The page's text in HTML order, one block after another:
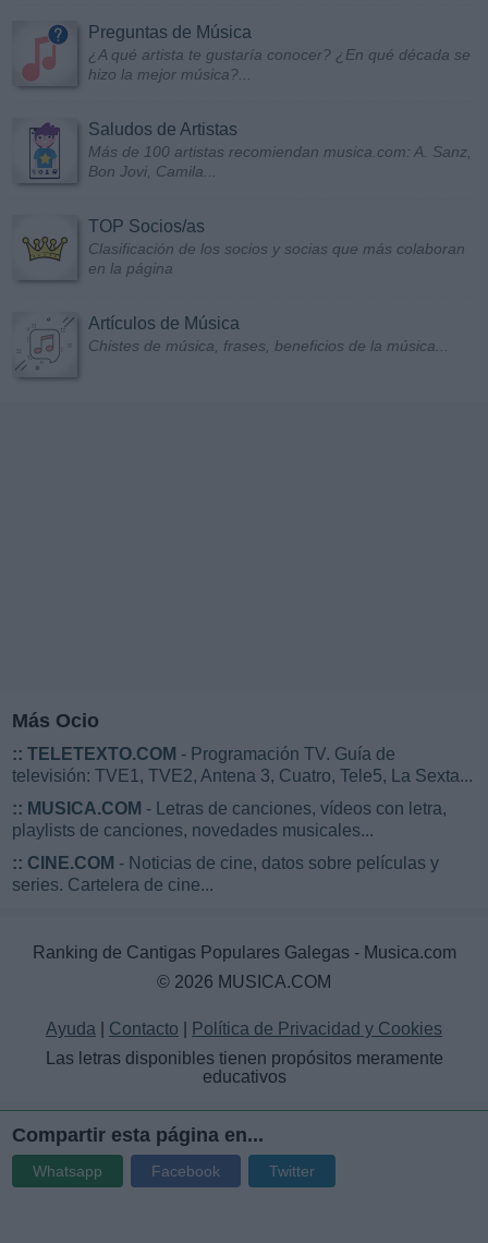
Preguntas de Música
¿A qué artista te gustaría conocer? ¿En qué década se
hizo la mejor música?...
Saludos de Artistas
Más de 100 artistas recomiendan musica.com: A. Sanz,
Bon Jovi, Camila...
TOP Socios/as
Clasificación de los socios y socias que más colaboran
en la página
Artículos de Música
Chistes de música, frases, beneficios de la música...
Más Ocio
:: TELETEXTO.COM - Programación TV. Guía de
televisión: TVE1, TVE2, Antena 3, Cuatro, Tele5, La Sexta...
:: MUSICA.COM - Letras de canciones, vídeos con letra,
playlists de canciones, novedades musicales...
:: CINE.COM - Noticias de cine, datos sobre películas y
series. Cartelera de cine...
Ranking de Cantigas Populares Galegas - Musica.com
© 2026 MUSICA.COM
Ayuda Contacto
Política de Privacidad y Cookies
Las letras disponibles tienen propósitos meramente
educativos
Compartir esta página en...
Whatsapp Facebook Twitter